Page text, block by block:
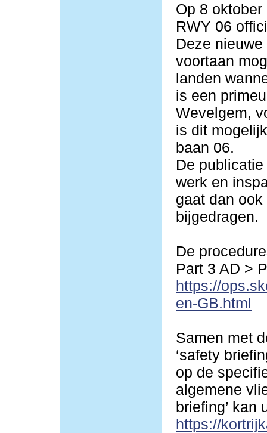
Op 8
RWY 06
Deze
voortaan
landen
is een
Wevelgem,
is dit
baan 06.
De
werk en
gaat dan
bijgedragen.
De
Part 3 AD >
https://
en-GB.html
Samen met
‘safety
op de
algemene
briefing’ kan
https://